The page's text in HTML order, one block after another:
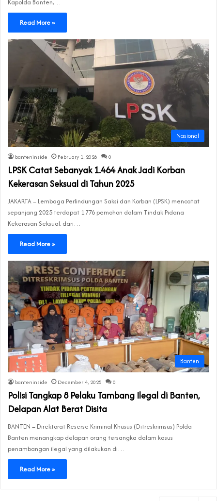
Kapolda Banten,…
Read More »
Nasional
banteninside February 1, 2026 0
LPSK Catat Sebanyak 1.464 Anak Jadi Korban
Kekerasan Seksual di Tahun 2025
JAKARTA – Lembaga Perlindungan Saksi dan Korban (LPSK) mencatat
sepanjang 2025 terdapat 1.776 pemohon dalam Tindak Pidana
Kekerasan Seksual, dari…
Read More »
Banten
banteninside December 4, 2025 0
Polisi Tangkap 8 Pelaku Tambang Ilegal di Banten,
Delapan Alat Berat Disita
BANTEN – Direktorat Reserse Kriminal Khusus (Ditreskrimsus) Polda
Banten menangkap delapan orang tersangka dalam kasus
penambangan ilegal yang dilakukan di…
Read More »